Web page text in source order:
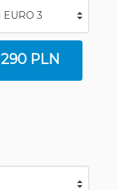
290 PLN